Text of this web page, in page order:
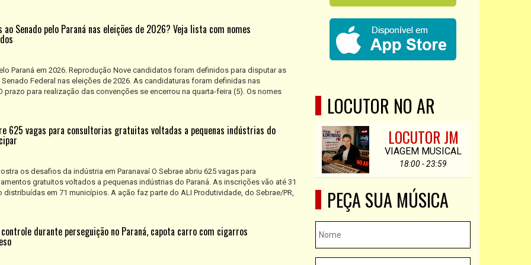
ao Senado pelo Paraná nas eleições de 2026? Veja lista com nomes
Paraná em 2026. Reprodução Nove candidatos foram definidos para disputar as
Federal nas eleições de 2026. As candidaturas foram definidas nas
prazo para realização das convenções se encerrou na quarta-feira (5). Os nomes
625 vagas para consultorias gratuitas voltadas a pequenas indústrias do
os desafios da indústria em Paranavaí O Sebrae abriu 625 vagas para
gratuitos voltados a pequenas indústrias do Paraná. As inscrições vão até 31
em 71 municípios. A ação faz parte do ALI Produtividade, do Sebrae/PR,
durante perseguição no Paraná, capota carro com cigarros
LOCUTOR NO AR
LOCUTOR JM
VIAGEM MUSICAL
18:00 - 23:59
PEÇA SUA MÚSICA